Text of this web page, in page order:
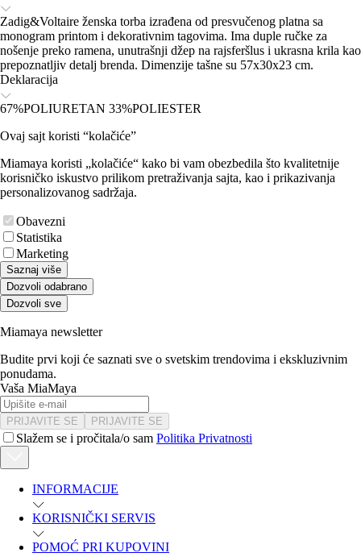
Zadig&Voltaire ženska torba izrađena od presvučenog platna sa
monogram printom i dekorativnim tagovima. Ima duple ručke za
nošenje preko ramena, unutrašnji džep na rajsferšlus i ukrasna krila kao
prepoznatljiv detalj brenda. Dimenzije tašne su 57x30x23 cm.
Deklaracija
67%POLIURETAN 33%POLIESTER
Ovaj sajt koristi “kolačiće”
Miamaya koristi „kolačiće“ kako bi vam obezbedila što kvalitetnije
korisničko iskustvo prilikom pretraživanja sajta, kao i prikazivanja
personalizovanog sadržaja.
Obavezni
Statistika
Marketing
Saznaj više
Dozvoli odabrano
Dozvoli sve
Miamaya newsletter
Budite prvi koji će saznati sve o svetskim trendovima i ekskluzivnim
ponudama.
Vaša MiaMaya
PRIJAVITE SE PRIJAVITE SE
Slažem se i pročitala/o sam Politika Privatnosti
INFORMACIJE
KORISNIČKI SERVIS
POMOĆ PRI KUPOVINI